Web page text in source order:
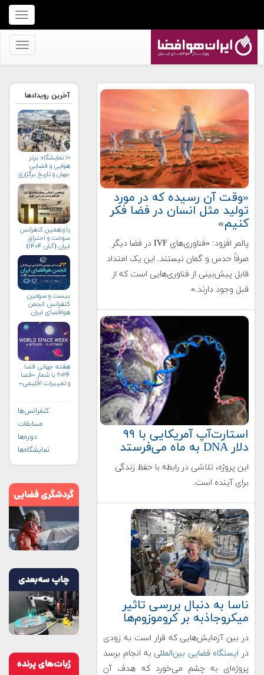
برای
نمایش
منو
برای
کنید
«وقت آن رسیده که در مورد
تولید مثل انسان در فضا فکر
کنیم»
پالمر افزود: «فناوری‌های IVF در فضا دیگر
صرفاً حدس و گمان نیستند. این یک امتداد
قابل پیش‌بینی از فناوری‌هایی است که از
قبل وجود دارند.»
استارت‌آپ آمریکایی با ۹۹
دلار DNA به ماه می‌فرستد
این پروژه، تلاشی در رابطه با حفظ زندگی
برای آینده است.
ناسا به دنبال بررسی تاثیر
میکروجاذبه بر کروموزوم‌ها
در بین آزمایش‌هایی که قرار است به زودی
در ایستگاه فضایی بین‌المللی به انجام برسد
پروژه‌ای به چشم می‌خورد که هدف آن
آخرین رویدادها
۱۰ نمایشگاه برتر
هوایی و فضایی
جهان و تاریخ برگزاری
آن‌ها
یازدهمین کنفرانس
سوخت و احتراق
ایران (آبان‌ ۱۴۰۴)
بیست و سومین
کنفرانس انجمن
هوافضای ايران
هفته جهانی فضا
۲۰۲۴ با شعار «فضا
و تغییرات اقلیمی»
کنفرانس‌ها
مسابقات
دوره‌ها
نمایشگاه‌ها